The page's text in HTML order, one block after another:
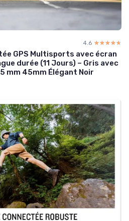
4.6 ☆☆☆☆☆
★★★★★
GPS Multisports avec écran
durée (11 Jours) – Gris avec
mm 45mm Élégant Noir